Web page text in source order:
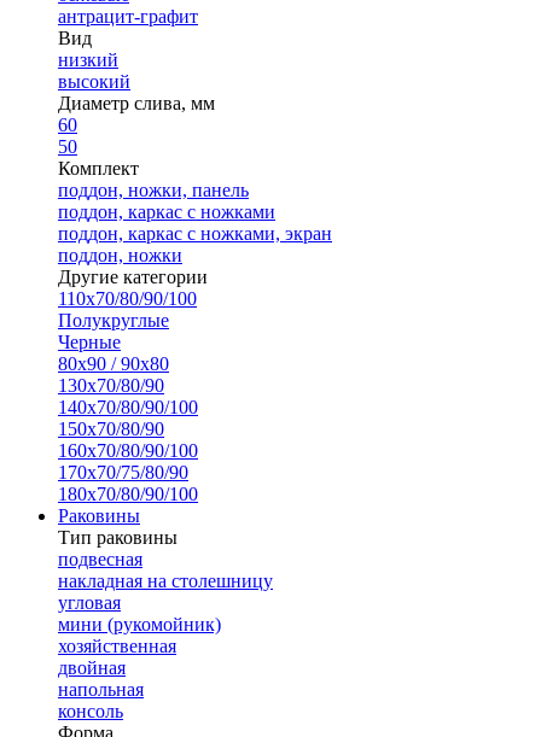
антрацит-графит
Вид
низкий
высокий
Диаметр слива, мм
60
50
Комплект
поддон, ножки, панель
поддон, каркас с ножками
поддон, каркас с ножками, экран
поддон, ножки
Другие категории
110х70/80/90/100
Полукруглые
Черные
80х90 / 90х80
130х70/80/90
140х70/80/90/100
150х70/80/90
160х70/80/90/100
170х70/75/80/90
180х70/80/90/100
Раковины
Тип раковины
подвесная
накладная на столешницу
угловая
мини (рукомойник)
хозяйственная
двойная
напольная
консоль
Форма